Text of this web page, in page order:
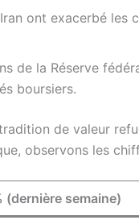
ont exacerbé les
de la Réserve
boursiers.
de valeur
observons les
(dernière semaine)